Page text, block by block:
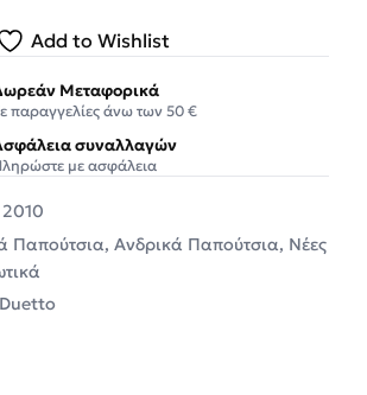
Add to Wishlist
Μεταφορικά
παραγγελίες άνω των 50 €
συναλλαγών
με ασφάλεια
2010
Παπούτσια, Ανδρικά Παπούτσια, Νέες